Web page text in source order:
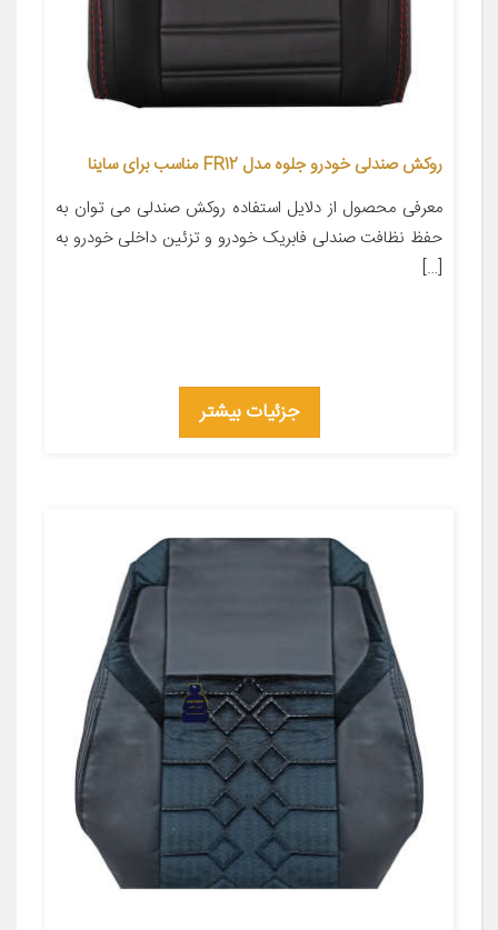
روکش صندلی خودرو جلوه مدل FR12 مناسب برای ساینا
معرفی محصول از دلایل استفاده روکش صندلی می توان به
حفظ نظافت صندلی فابریک خودرو و تزئین داخلی خودرو به
[…]
جزئیات بیشتر